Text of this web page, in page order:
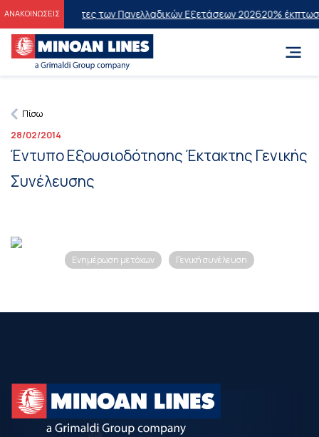
ΑΝΑΚΟΙΝΩΣΕΙΣΕπιτυχόντες των Πανελλαδικών Εξετάσεων 202620% έκπτωση
Πίσω
28/02/2014
Έντυπο Εξουσιοδότησης Έκτακτης Γενικής
Συνέλευσης
Ενημέρωση μετόχων Γενική συνέλευση